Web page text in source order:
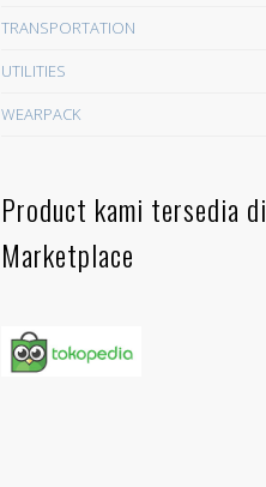
TRANSPORTATION
UTILITIES
WEARPACK
Product kami tersedia di
Marketplace